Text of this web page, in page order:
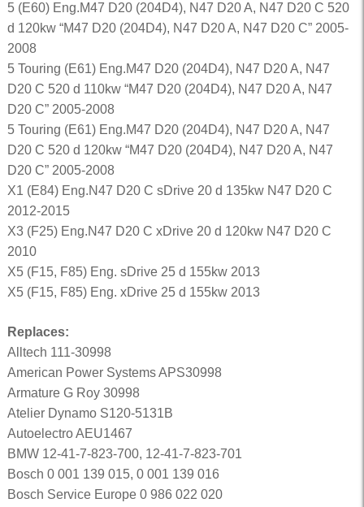
5 (E60) Eng.M47 D20 (204D4), N47 D20 A, N47 D20 C 520
d 120kw “M47 D20 (204D4), N47 D20 A, N47 D20 C” 2005-
2008
5 Touring (E61) Eng.M47 D20 (204D4), N47 D20 A, N47
D20 C 520 d 110kw “M47 D20 (204D4), N47 D20 A, N47
D20 C” 2005-2008
5 Touring (E61) Eng.M47 D20 (204D4), N47 D20 A, N47
D20 C 520 d 120kw “M47 D20 (204D4), N47 D20 A, N47
D20 C” 2005-2008
X1 (E84) Eng.N47 D20 C sDrive 20 d 135kw N47 D20 C
2012-2015
X3 (F25) Eng.N47 D20 C xDrive 20 d 120kw N47 D20 C
2010
X5 (F15, F85) Eng. sDrive 25 d 155kw 2013
X5 (F15, F85) Eng. xDrive 25 d 155kw 2013
Replaces:
Alltech 111-30998
American Power Systems APS30998
Armature G Roy 30998
Atelier Dynamo S120-5131B
Autoelectro AEU1467
BMW 12-41-7-823-700, 12-41-7-823-701
Bosch 0 001 139 015, 0 001 139 016
Bosch Service Europe 0 986 022 020